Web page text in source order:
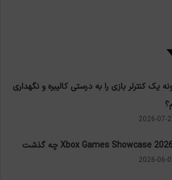
یک کنترلر بازی را به درستی کالیبره و نگهداری
2026-07-
2026-06-